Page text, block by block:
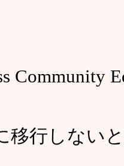
Community
移行しない